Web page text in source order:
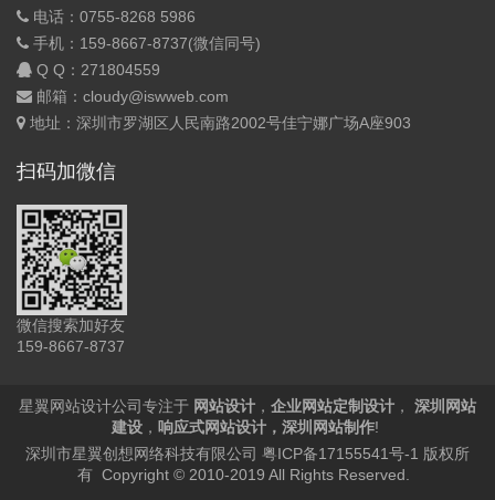
电话：0755-8268 5986
手机：159-8667-8737(微信同号)
Q Q： 271804559
邮箱：cloudy@iswweb.com
地址：深圳市罗湖区人民南路2002号佳宁娜广场A座903
扫码加微信
微信搜索加好友
159-8667-8737
星翼网站设计公司专注于 网站设计 ， 企业网站定制设计 ，
深圳网站
建设 ， 响应式网站设计 ， 深圳网站制作!
深圳市星翼创想网络科技有限公司 粤ICP备17155541号-1 版权所
有 Copyright © 2010-2019 All Rights Reserved.